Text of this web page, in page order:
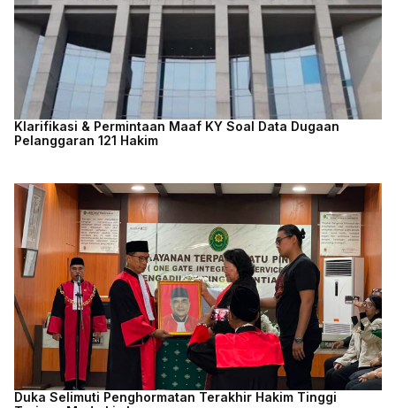
Klarifikasi & Permintaan Maaf KY Soal Data Dugaan
Pelanggaran 121 Hakim
Duka Selimuti Penghormatan Terakhir Hakim Tinggi